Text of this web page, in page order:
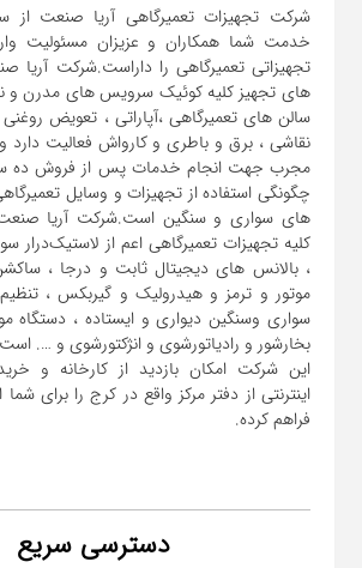
خدمت شما همکاران و عزیزان مسئولیت
تجهیزاتی تعمیرگاهی را داراست.شرکت آریا
های تجهیز کلیه کوئیک سرویس های مدرن و
سالن های تعمیرگاهی ،آپاراتی ، تعویض
نقاشی ، برق و باطری و کارواش فعالیت دارد
مجرب جهت انجام خدمات پس از فروش ده
چگونگی استفاده از تجهیزات و وسایل
های سواری و سنگین است.شرکت آریا صنعت
کلیه تجهیزات تعمیرگاهی اعم از لاستیک‌درار
، بالانس های دیجیتال ثابت و درجا ،
موتور و ترمز و هیدرولیک و گیربکس ،
سواری و‌سنگین دیواری و ایستاده ، دستگاه
این شرکت امکان بازدید از کارخانه و
اینترنتی از دفتر مرکز واقع در کرج را برای
فراهم کرده.
دسترسی سریع